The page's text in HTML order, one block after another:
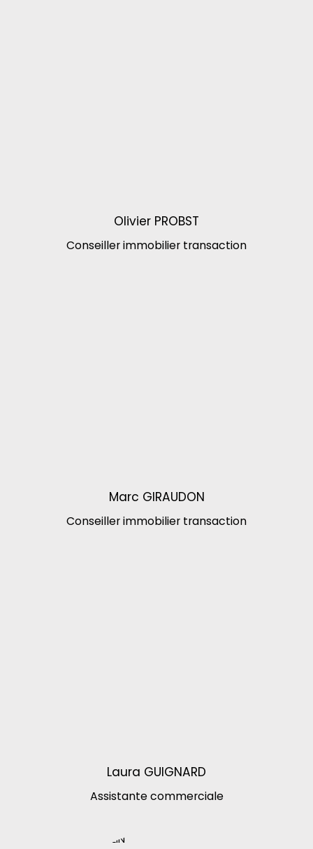
Olivier PROBST
Conseiller immobilier transaction
Marc GIRAUDON
Conseiller immobilier transaction
Laura GUIGNARD
Assistante commerciale